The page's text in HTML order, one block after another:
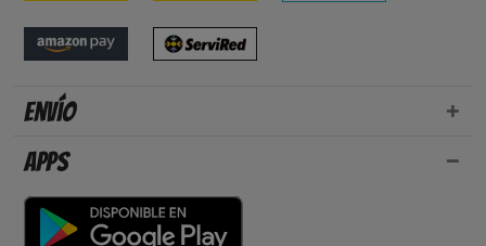
Envío
Apps